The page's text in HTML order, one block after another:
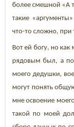
более смешной «А
такие
что-то сложно, при
Вот ей богу, но
рядовым был, а
моего дедушки,
могут понять
мне освоение
такой по моей